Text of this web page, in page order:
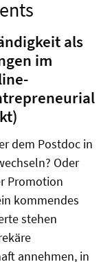
als
im
dem Postdoc in
Oder
Promotion
kommendes
stehen
annehmen, in